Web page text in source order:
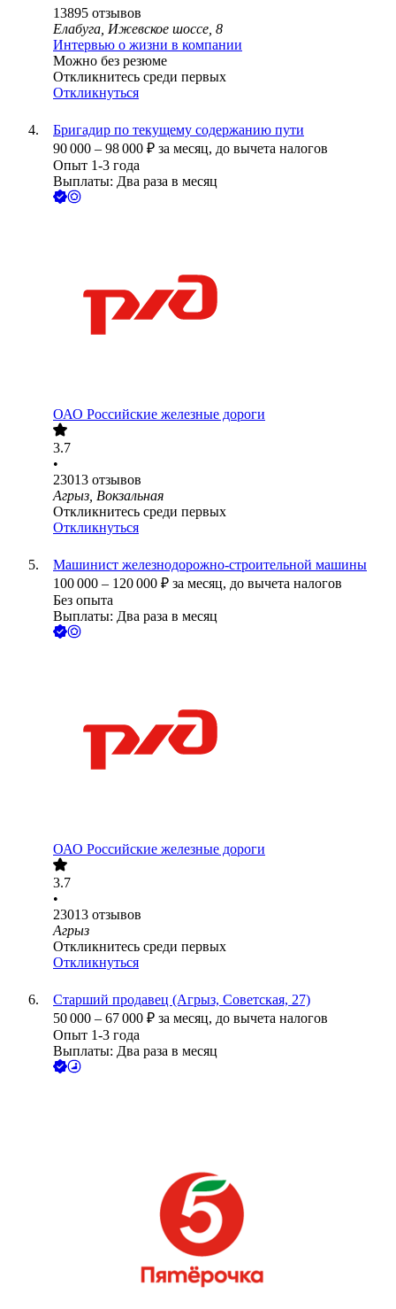
13895 отзывов
Елабуга, Ижевское шоссе, 8
Интервью о жизни в компании
Можно без резюме
Откликнитесь среди первых
Откликнуться
Бригадир по текущему содержанию пути
90 000 – 98 000 ₽ за месяц, до вычета налогов
Опыт 1-3 года
Выплаты: Два раза в месяц
ОАО Российские железные дороги
3.7
•
23013 отзывов
Агрыз, Вокзальная
Откликнитесь среди первых
Откликнуться
Машинист железнодорожно-строительной машины
100 000 – 120 000 ₽ за месяц, до вычета налогов
Без опыта
Выплаты: Два раза в месяц
ОАО Российские железные дороги
3.7
•
23013 отзывов
Агрыз
Откликнитесь среди первых
Откликнуться
Старший продавец (Агрыз, Советская, 27)
50 000 – 67 000 ₽ за месяц, до вычета налогов
Опыт 1-3 года
Выплаты: Два раза в месяц